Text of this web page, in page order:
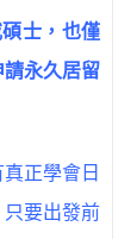
士，也僅
永久居留
正學會日
要出發前